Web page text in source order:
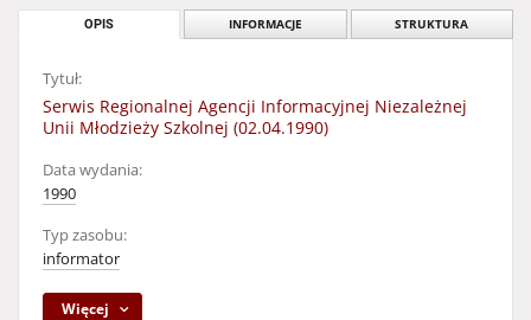
OPIS INFORMACJE STRUKTURA
Tytuł:
Serwis Regionalnej Agencji Informacyjnej Niezależnej
Unii Młodzieży Szkolnej (02.04.1990)
Data wydania:
1990
Typ zasobu:
informator
Więcej